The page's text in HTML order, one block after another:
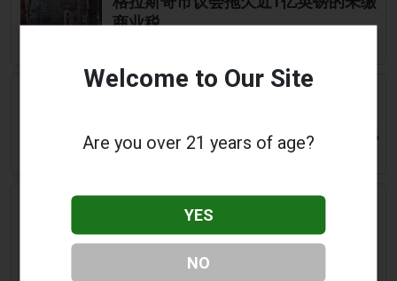
商业税
2Firsts April 15 2026
Feu呼吁对所有电子烟产品采用统一包
装
The National Scot April 15 2026
SNP承诺禁止展示和宣传电子烟
Welcome to Our Site
Are you over 21 years of age?
YES
NO